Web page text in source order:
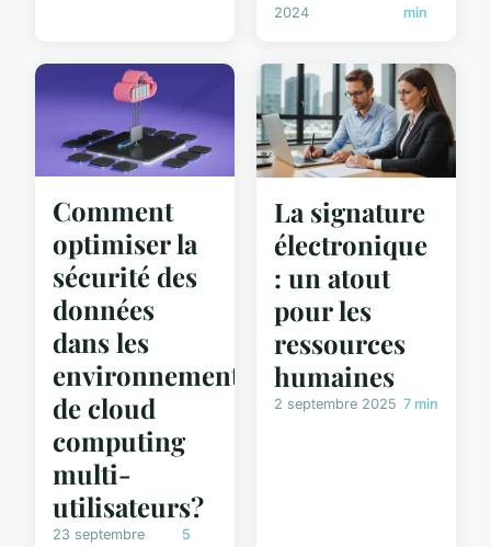
2024
min
Comment
optimiser la
sécurité des
données
dans les
environnements
de cloud
computing
multi-
utilisateurs?
23 septembre
5
La signature
électronique
: un atout
pour les
ressources
humaines
2 septembre 2025 7 min